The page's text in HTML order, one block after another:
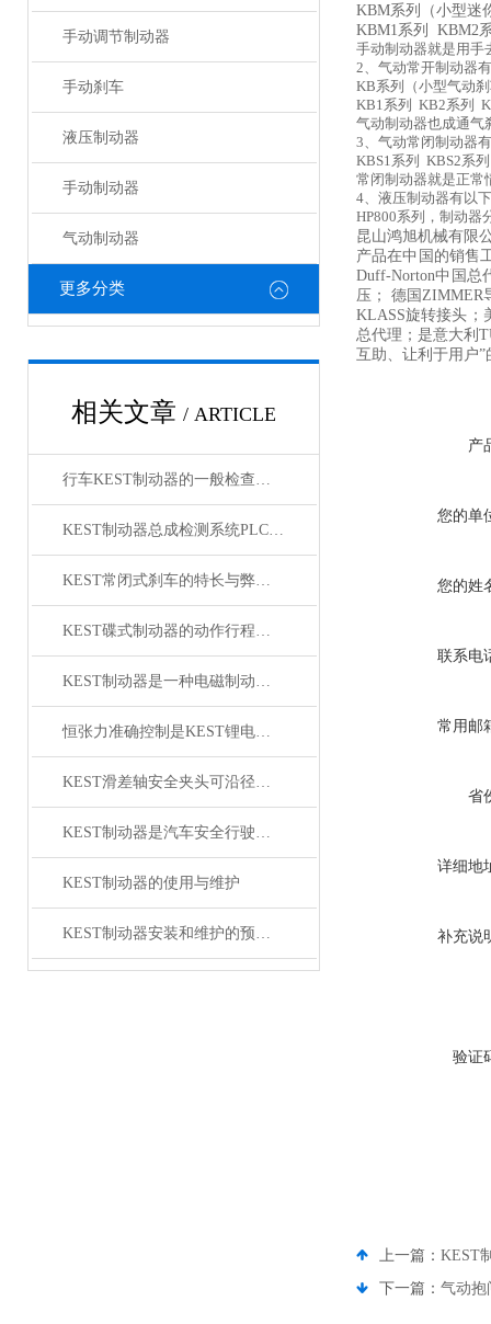
手动调节制动器
手动刹车
液压制动器
手动制动器
气动制动器
更多分类
相关文章 / ARTICLE
行车KEST制动器的一般检查你会做了吗？
KEST制动器总成检测系统PLC技术的应用
KEST常闭式刹车的特长与弊端必读！
KEST碟式制动器的动作行程调整说明
KEST制动器是一种电磁制动装置
恒张力准确控制是KEST锂电池滑差轴的核心功能
KEST滑差轴安全夹头可沿径向自由滑动
KEST制动器是汽车安全行驶中不可少的重要部件
KEST制动器的使用与维护
KEST制动器安装和维护的预防措施
KBM系列（小型迷
KBM1系列 KBM2
手动制动器就是用手
2、气动常开制动器
KB系列（小型气动
KB1系列 KB2系列
气动制动器也成通气
3、气动常闭制动器
KBS1系列 KBS2系
常闭制动器就是正常
4、液压制动器有以
HP800系列，制动器
昆山鸿旭机械有限
产品在中国的销售
Duff-Norton中国总
压； 德国ZIMMER
KLASS旋转接头；
总代理；是意大利
互助、让利于用户
产
您的单
您的姓
联系电
常用邮
省
详细地
补充说
验证
上一篇： KEST
下一篇： 气动抱